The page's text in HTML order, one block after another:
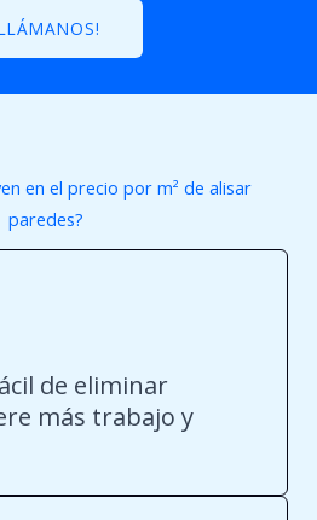
en el precio por m² de alisar
paredes?
de eliminar
más trabajo y